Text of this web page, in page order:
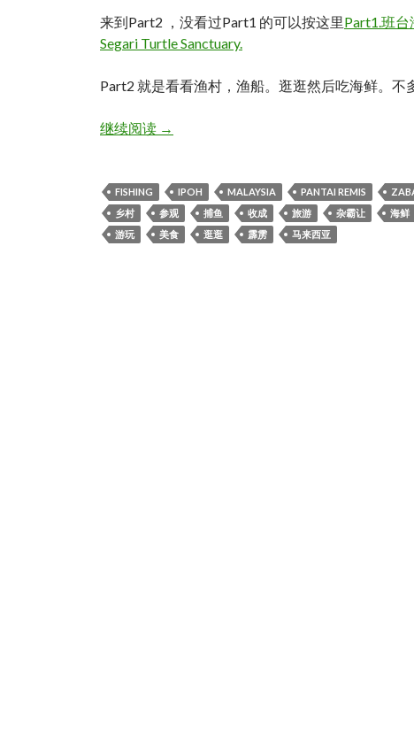
来到Part2 ，没看过Part1 的可以按这里Part1.班
Segari Turtle Sanctuary.
Part2 就是看看渔村，渔船。逛逛然后吃海鲜。不
继续阅读PANTAI REMIS 一日游！PART2
→
FISHING IPOH MALAYSIA PANTAI REMIS
乡村
参观 捕鱼 收成 旅游 杂霸让 海鲜
游玩
美食 逛逛 霹雳 马来西亚